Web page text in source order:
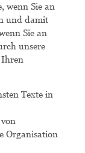
wenn Sie an
und damit
Sie an
unsere
Ihren
Texte in
Organisation